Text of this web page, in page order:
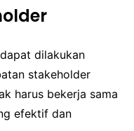
dilakukan
stakeholder
harus bekerja sama
efektif dan